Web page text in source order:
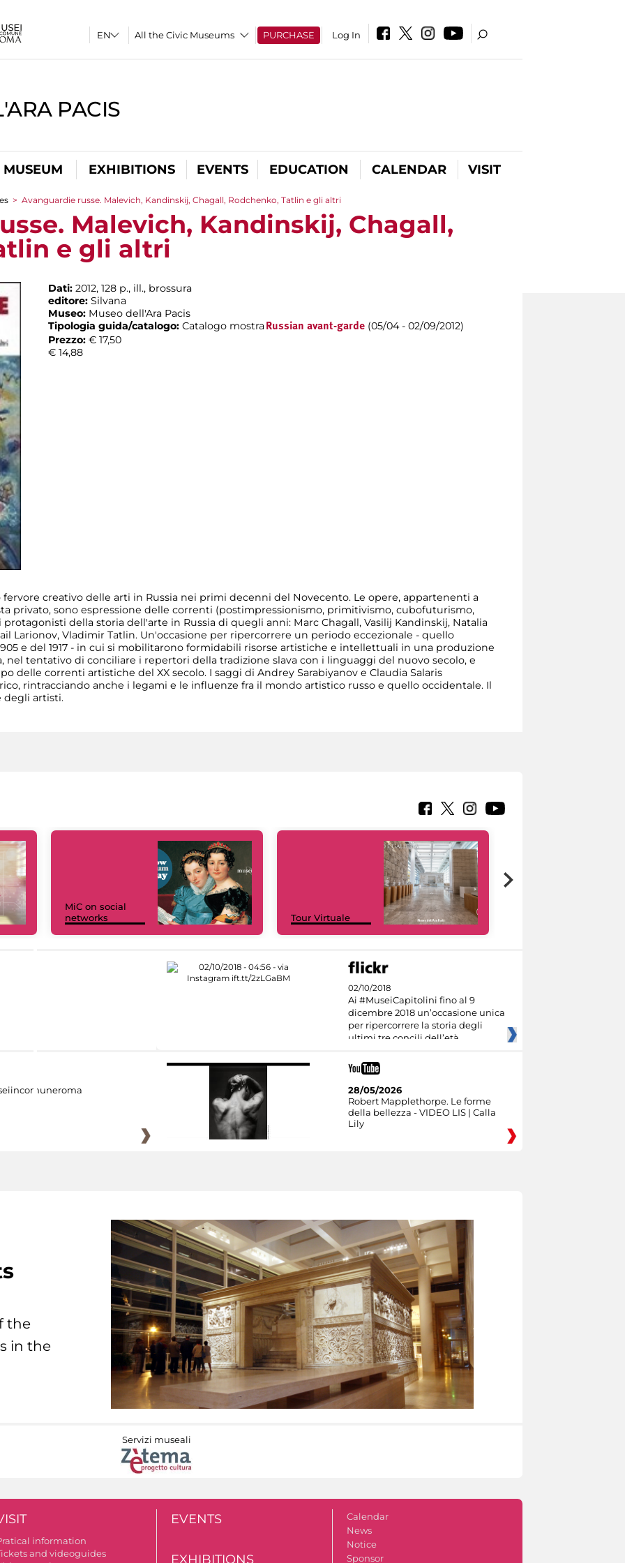
All the Civic Museums PURCHASE Log In
PACIS
EXHIBITIONS EVENTS EDUCATION CALENDAR VISIT
> Avanguardie russe. Malevich, Kandinskij, Chagall, Rodchenko, Tatlin e gli altri
Malevich, Kandinskij, Chagall,
e gli altri
Dati: 2012, 128 p., ill., brossura
editore: Silvana
Museo: Museo dell'Ara Pacis
Tipologia guida/catalogo: Catalogo mostra Russian avant-garde (05/04 - 02/09/2012)
Prezzo: € 17,50
€ 14,88
creativo delle arti in Russia nei primi decenni del Novecento. Le opere, appartenenti a
privato, sono espressione delle correnti (postimpressionismo, primitivismo, cubofuturismo,
della storia dell'arte in Russia di quegli anni: Marc Chagall, Vasilij Kandinskij, Natalia
Larionov, Vladimir Tatlin. Un'occasione per ripercorrere un periodo eccezionale - quello
e del 1917 - in cui si mobilitarono formidabili risorse artistiche e intellettuali in una produzione
nel tentativo di conciliare i repertori della tradizione slava con i linguaggi del nuovo secolo, e
delle correnti artistiche del XX secolo. I saggi di Andrey Sarabiyanov e Claudia Salaris
rintracciando anche i legami e le influenze fra il mondo artistico russo e quello occidentale. Il
degli artisti.
MiC on social
networks
Tour Virtuale
02/10/2018
Ai #MuseiCapitolini fino al 9
dicembre 2018 un’occasione unica
per ripercorrere la storia degli
ultimi tre concili dell’età
28/05/2026
Robert Mapplethorpe. Le forme
della bellezza - VIDEO LIS | Calla
Lily
the
in the
Servizi museali
information
and videoguides
EVENTS
EXHIBITIONS
Calendar
News
Notice
Sponsor